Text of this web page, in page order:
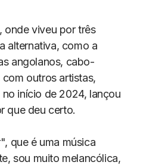
onde viveu por três
alternativa, como a
angolanos, cabo-
outros artistas,
início de 2024, lançou
que deu certo.
que é uma música
sou muito melancólica,